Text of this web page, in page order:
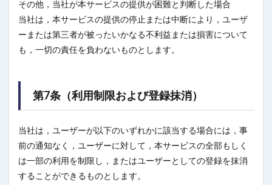
その他，当社が本サービスの提供が困難と判断した場合
当社は，本サービスの提供の停止または中断により，ユーザ
ーまたは第三者が被ったいかなる不利益または損害について
も，一切の責任を負わないものとします。
第7条（利用制限および登録抹消）
当社は，ユーザーが以下のいずれかに該当する場合には，事
前の通知なく，ユーザーに対して，本サービスの全部もしく
は一部の利用を制限し，またはユーザーとしての登録を抹消
することができるものとします。